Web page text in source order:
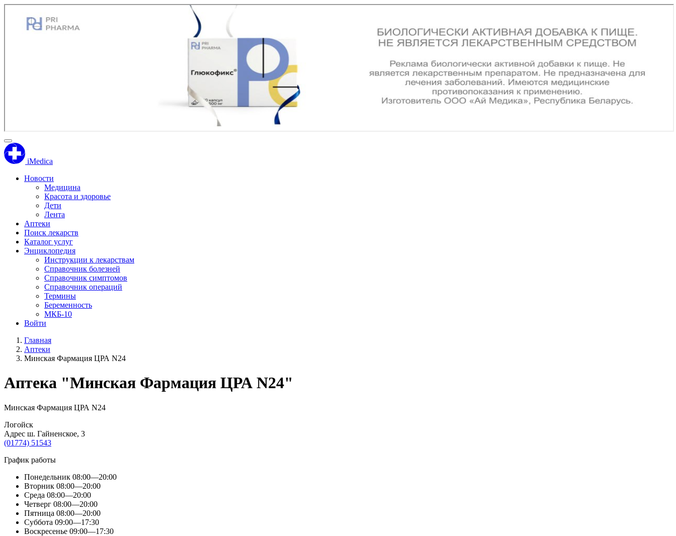
iMedica
Новости
Медицина
Красота и здоровье
Дети
Лента
Аптеки
Поиск лекарств
Каталог услуг
Энциклопедия
Инструкции к лекарствам
Справочник болезней
Справочник симптомов
Справочник операций
Термины
Беременность
МКБ-10
Войти
Главная
Аптеки
Минская Фармация ЦРА N24
Aптека "Минская Фармация ЦРА N24"
Минская Фармация ЦРА N24
Логойск
Адрес ш. Гайненское, 3
(01774) 51543
График работы
Понедельник 08:00—20:00
Вторник 08:00—20:00
Среда 08:00—20:00
Четверг 08:00—20:00
Пятница 08:00—20:00
Суббота 09:00—17:30
Воскресенье 09:00—17:30